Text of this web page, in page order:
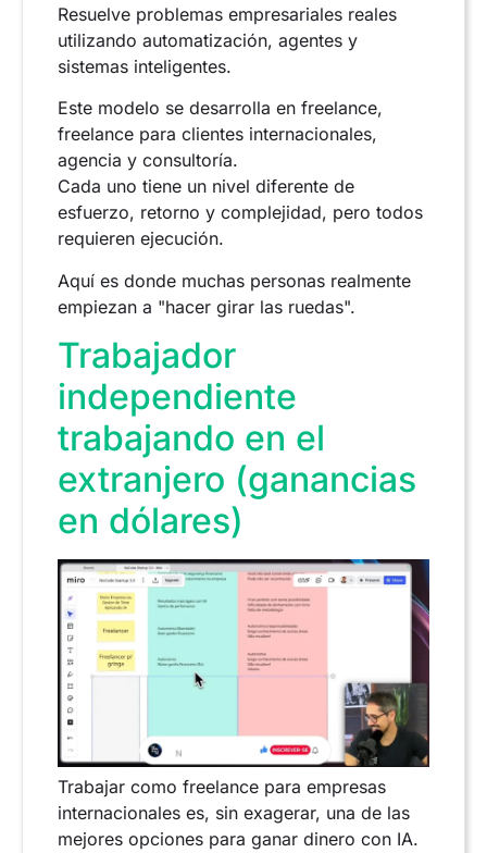
Resuelve problemas empresariales reales
utilizando automatización, agentes y
sistemas inteligentes.
Este modelo se desarrolla en freelance,
freelance para clientes internacionales,
agencia y consultoría.
Cada uno tiene un nivel diferente de
esfuerzo, retorno y complejidad, pero todos
requieren ejecución.
Aquí es donde muchas personas realmente
empiezan a "hacer girar las ruedas".
Trabajador
independiente
trabajando en el
extranjero (ganancias
en dólares)
Trabajar como freelance para empresas
internacionales es, sin exagerar, una de las
mejores opciones para ganar dinero con IA.